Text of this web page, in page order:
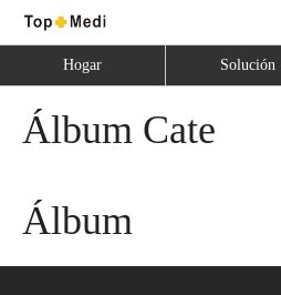
Hogar Solución
Álbum Cate
Álbum